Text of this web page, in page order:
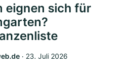
eignen sich für
‧ 23. Juli 2026